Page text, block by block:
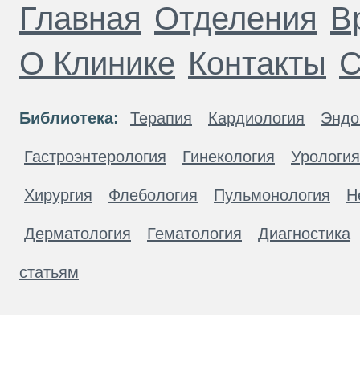
Главная Отделения
О Клинике Контакты
Библиотека: Терапия Кардиология
Гастроэнтерология Гинекология Урология
Хирургия Флебология Пульмонология
Дерматология Гематология Диагностика
статьям